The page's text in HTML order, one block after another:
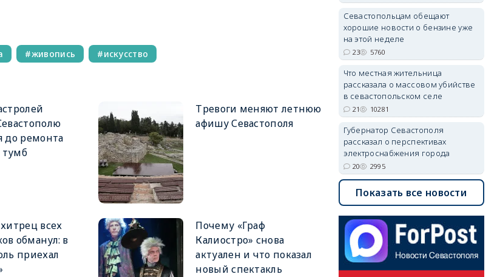
живопись искусство
до ремонта
Тревоги меняют летнюю
афишу Севастополя
всех
обманул: в
приехал
Почему «Граф
Калиостро» снова
актуален и что показал
новый спектакль
Севастопольцам обещают
хорошие новости о бензине уже
на этой неделе
23 5760
Что местная жительница
рассказала о массовом убийстве
в севастопольском селе
21 10281
Губернатор Севастополя
рассказал о перспективах
электроснабжения города
20 2995
Показать все новости